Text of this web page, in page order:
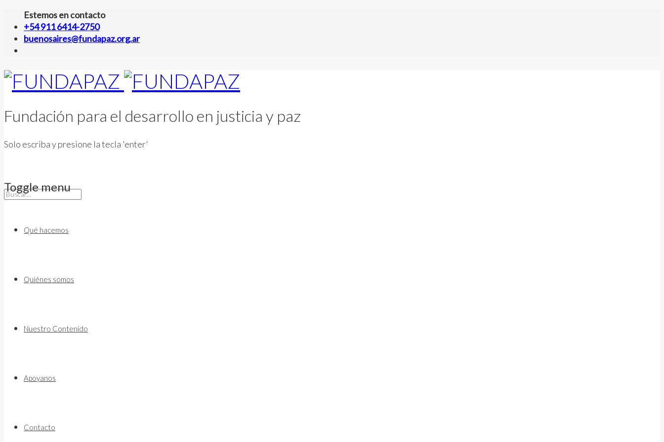
Estemos en contacto
+54 911 6414-2750
buenosaires@fundapaz.org.ar
Fundación para el desarrollo en justicia y paz
Solo escriba y presione la tecla 'enter'
Toggle menu
contentQué hacemos
Quiénes somos
Nuestro Contenido
Apoyanos
Contacto